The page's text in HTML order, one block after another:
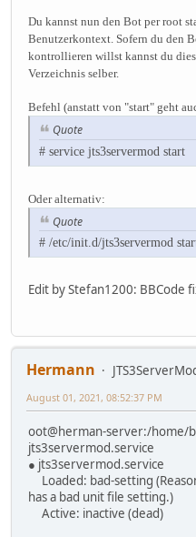
*)
cd
sudo -u
esac
Du kannst nun den Bot per root
Benutzerkontext. Sofern du den
kontrollieren willst kannst du
Verzeichnis selber.
Befehl (anstatt von "start" geht
Quote
# service jts3servermod start
Oder alternativ:
Quote
# /etc/init.d/jts3servermod
Edit by Stefan1200: BBCode
Hermann
August 01, 2021, 08:52:37 PM
oot@herman-server:/home/
jts3servermod.service
● jts3servermod.service
Loaded: bad-setting
has a bad unit file setting.)
Active: inactive (dead)